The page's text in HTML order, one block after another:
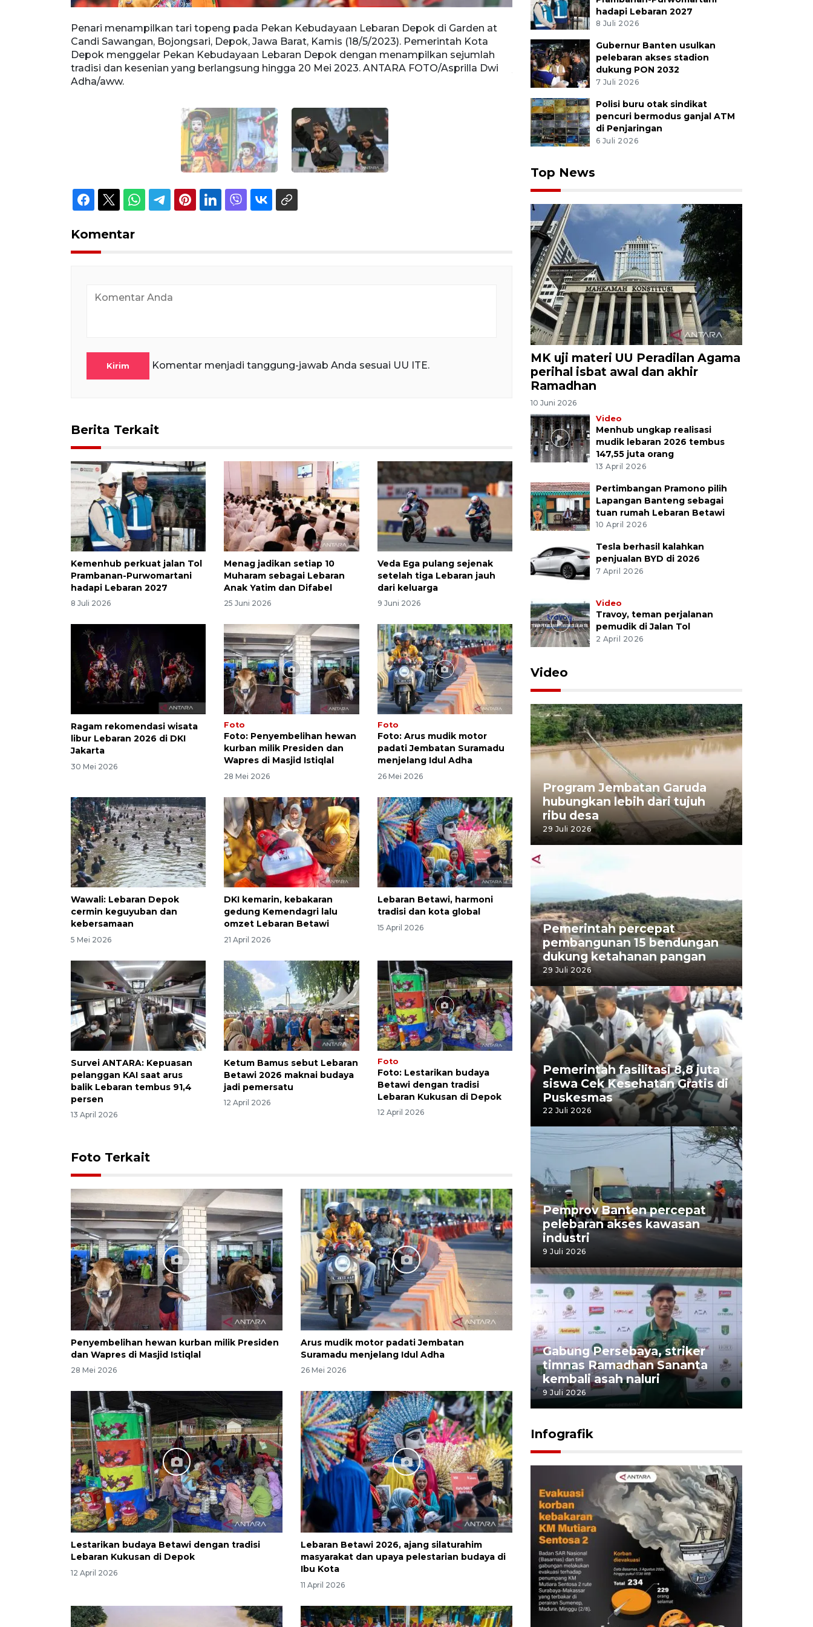
Penari menampilkan tari topeng pada Pekan Kebudayaan Lebaran Depok di Garden at
Candi Sawangan, Bojongsari, Depok, Jawa Barat, Kamis (18/5/2023). Pemerintah Kota
Depok menggelar Pekan Kebudayaan Lebaran Depok dengan menampilkan sejumlah
tradisi dan kesenian yang berlangsung hingga 20 Mei 2023. ANTARA FOTO/Asprilla Dwi
Adha/aww.
Pesilat beraksi pada Pekan Kebudayaan Lebaran Depok di
Bojongsari, Depok, Jawa Barat, Kamis (18/5/2023).
Pekan Kebudayaan Lebaran Depok dengan menampilkan
yang berlangsung hingga 20 Mei 2023. ANTARA FOTO/
Komentar
Kirim Komentar menjadi tanggung-jawab Anda sesuai UU ITE.
Berita Terkait
Kemenhub perkuat jalan Tol
Prambanan-Purwomartani
hadapi Lebaran 2027
8 Juli 2026
Menag jadikan setiap 10
Muharam sebagai Lebaran
Anak Yatim dan Difabel
25 Juni 2026
Veda Ega pulang sejenak
setelah tiga Lebaran jauh
dari keluarga
9 Juni 2026
Ragam rekomendasi wisata
libur Lebaran 2026 di DKI
Jakarta
30 Mei 2026
Foto
Foto: Penyembelihan hewan
kurban milik Presiden dan
Wapres di Masjid Istiqlal
28 Mei 2026
Foto
Foto: Arus mudik motor
padati Jembatan Suramadu
menjelang Idul Adha
26 Mei 2026
Wawali: Lebaran Depok
cermin keguyuban dan
kebersamaan
5 Mei 2026
DKI kemarin, kebakaran
gedung Kemendagri lalu
omzet Lebaran Betawi
21 April 2026
Lebaran Betawi, harmoni
tradisi dan kota global
15 April 2026
Survei ANTARA: Kepuasan
pelanggan KAI saat arus
balik Lebaran tembus 91,4
persen
13 April 2026
Ketum Bamus sebut Lebaran
Betawi 2026 maknai budaya
jadi pemersatu
12 April 2026
Foto
Foto: Lestarikan budaya
Betawi dengan tradisi
Lebaran Kukusan di Depok
12 April 2026
Foto Terkait
Penyembelihan hewan kurban milik Presiden
dan Wapres di Masjid Istiqlal
28 Mei 2026
Arus mudik motor padati Jembatan
Suramadu menjelang Idul Adha
26 Mei 2026
Lestarikan budaya Betawi dengan tradisi
Lebaran Kukusan di Depok
12 April 2026
Lebaran Betawi 2026, ajang silaturahim
masyarakat dan upaya pelestarian budaya di
Ibu Kota
11 April 2026
hadapi Lebaran 2027
8 Juli 2026
Gubernur Banten usulkan
pelebaran akses stadion
dukung PON 2032
7 Juli 2026
Polisi buru otak sindikat
pencuri bermodus ganjal ATM
di Penjaringan
6 Juli 2026
Top News
MK uji materi UU Peradilan Agama
perihal isbat awal dan akhir
Ramadhan
10 Juni 2026
Video
Menhub ungkap realisasi
mudik lebaran 2026 tembus
147,55 juta orang
13 April 2026
Pertimbangan Pramono pilih
Lapangan Banteng sebagai
tuan rumah Lebaran Betawi
10 April 2026
Tesla berhasil kalahkan
penjualan BYD di 2026
7 April 2026
Video
Travoy, teman perjalanan
pemudik di Jalan Tol
2 April 2026
Video
Program Jembatan Garuda
hubungkan lebih dari tujuh
ribu desa
29 Juli 2026
Pemerintah percepat
pembangunan 15 bendungan
dukung ketahanan pangan
29 Juli 2026
Pemerintah fasilitasi 8,8 juta
siswa Cek Kesehatan Gratis di
Puskesmas
22 Juli 2026
Pemprov Banten percepat
pelebaran akses kawasan
industri
9 Juli 2026
Gabung Persebaya, striker
timnas Ramadhan Sananta
kembali asah naluri
9 Juli 2026
Infografik